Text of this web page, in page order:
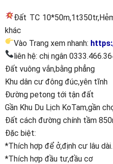
Đất TC
khác
Vào Trang xem nhanh:
liên hệ: chị ngân
Đất vuông vắn,bằng phẳng
Khu dân cư đông đúc,yên tĩnh
Đường petong tới tận đất
Gần Khu Du Lịch KoTam,gần
Đất cách đường chính tầm
Đặc biệt:
*Thích hợp để ở,định cư lâu dài.
*Thích hợp đầu tư,đầu cơ